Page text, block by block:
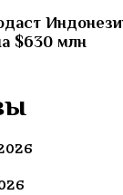
$630 млн